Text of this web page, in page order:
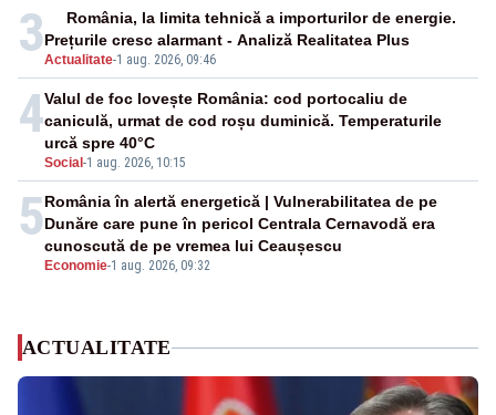
3Actualitate-1 aug. 2026, 09:46
România, la limita tehnică a importurilor de energie.
Prețurile cresc alarmant - Analiză Realitatea Plus
4
Social -1 aug. 2026, 10:15
Valul de foc lovește România: cod portocaliu de
caniculă, urmat de cod roșu duminică. Temperaturile
urcă spre 40°C
5
Economie-1 aug. 2026, 09:32
România în alertă energetică | Vulnerabilitatea de pe
Dunăre care pune în pericol Centrala Cernavodă era
cunoscută de pe vremea lui Ceaușescu
ACTUALITATE